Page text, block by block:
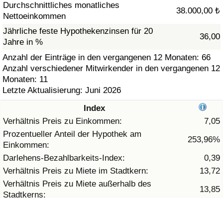
Durchschnittliches monatliches
Nettoeinkommen
38.000,00 ₺
Jährliche feste Hypothekenzinsen für 20
Jahre in %
36,00
Anzahl der Einträge in den vergangenen 12 Monaten: 66
Anzahl verschiedener Mitwirkender in den vergangenen 12
Monaten: 11
Letzte Aktualisierung: Juni 2026
Index
Verhältnis Preis zu Einkommen:
7,05
Prozentueller Anteil der Hypothek am
Einkommen:
253,96%
Darlehens-Bezahlbarkeits-Index:
0,39
Verhältnis Preis zu Miete im Stadtkern:
13,72
Verhältnis Preis zu Miete außerhalb des
Stadtkerns:
13,85
Gesundheitsversorgungs-Index (aktuell)
Gesundheitsversorgungs-Index
Gesundheitsversorgungs-Index nach Land
Umweltverschmutzung
Umweltverschmutzungs-Index (aktuell)
Verschmutzungsindex
Umweltverschmutzungs-Index nach Land
Verkehr